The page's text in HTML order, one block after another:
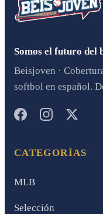
Somos el futuro del
Beisjoven ·
softbol en español.
CATEGORÍAS
MLB
Selección